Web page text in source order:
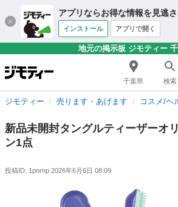
アプリならお得な情報を見逃さ
インストール アプリで開く
地元の掲示板 ジモティー
千葉県 検索
ジモティー 売ります・あげます コスメ/ヘ
新品未開封タングルティーザーオ
ン1点
投稿ID: 1pnrnp 2026年6月6日 08:09